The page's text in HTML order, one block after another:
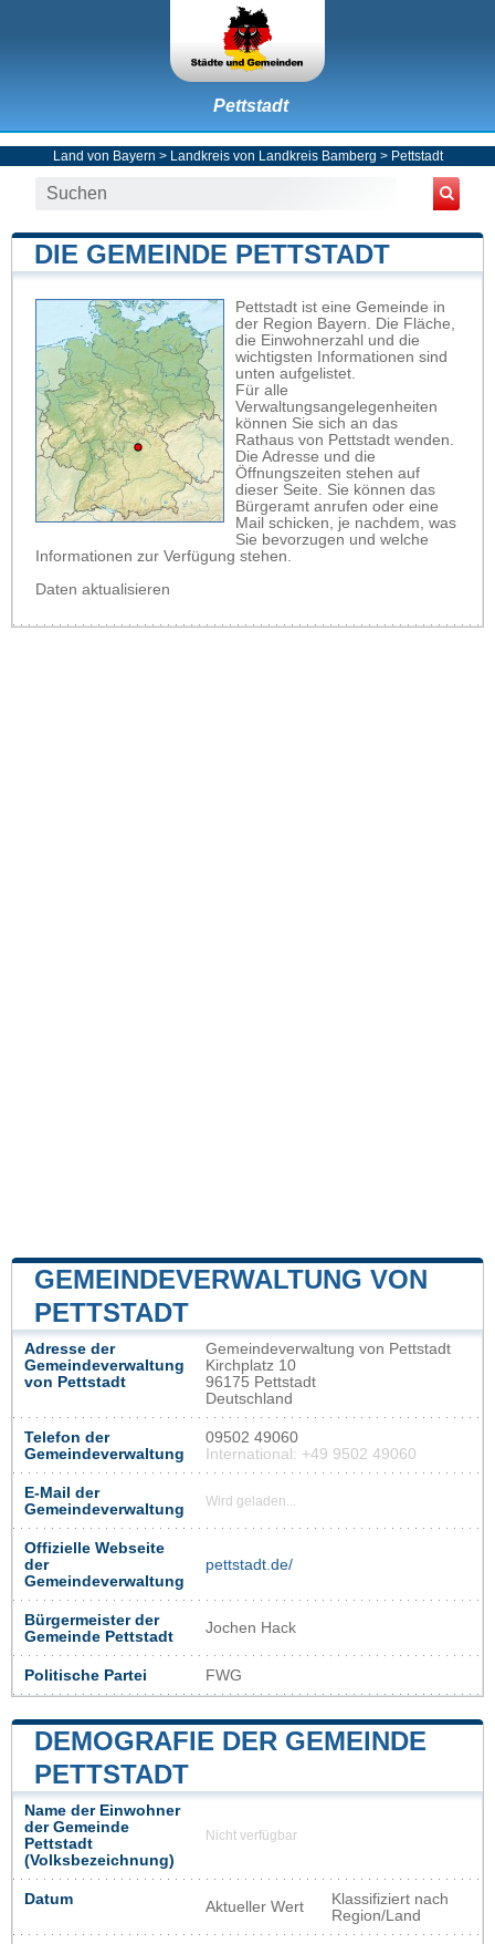
Pettstadt
Land von Bayern > Landkreis von Landkreis Bamberg > Pettstadt
DIE GEMEINDE PETTSTADT
Pettstadt ist eine Gemeinde in
der Region Bayern. Die Fläche,
die Einwohnerzahl und die
wichtigsten Informationen sind
unten aufgelistet.
Für alle
Verwaltungsangelegenheiten
können Sie sich an das
Rathaus von Pettstadt wenden.
Die Adresse und die
Öffnungszeiten stehen auf
dieser Seite. Sie können das
Bürgeramt anrufen oder eine
Mail schicken, je nachdem, was
Sie bevorzugen und welche
Informationen zur Verfügung stehen.
Daten aktualisieren
GEMEINDEVERWALTUNG VON
PETTSTADT
Adresse der
Gemeindeverwaltung
von Pettstadt
Gemeindeverwaltung von Pettstadt
Kirchplatz 10
96175 Pettstadt
Deutschland
Telefon der
Gemeindeverwaltung
09502 49060
International: +49 9502 49060
E-Mail der
Gemeindeverwaltung
Wird geladen...
Offizielle Webseite
der
Gemeindeverwaltung
pettstadt.de/
Bürgermeister der
Gemeinde Pettstadt
Jochen Hack
Politische Partei FWG
DEMOGRAFIE DER GEMEINDE
PETTSTADT
Name der Einwohner
der Gemeinde
Pettstadt
(Volksbezeichnung)
Nicht verfügbar
Datum Aktueller Wert
Klassifiziert nach
Region/Land